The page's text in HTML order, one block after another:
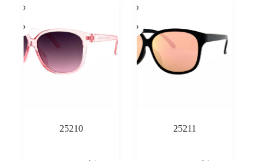
25210 25211